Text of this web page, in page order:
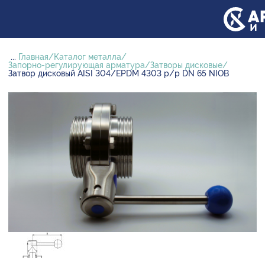
... Главная
Каталог металла
Запорно-регулирующая арматура
Затворы дисковые
Затвор дисковый AISI 304/EPDM 4303 р/р DN 65 NIOB